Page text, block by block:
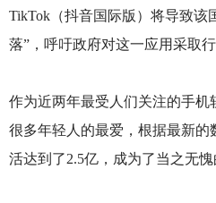
TikTok（抖音国际版）将导致该
落”，呼吁政府对这一应用采取行
作为近两年最受人们关注的手机
很多年轻人的最爱，根据最新的
活达到了2.5亿，成为了当之无愧